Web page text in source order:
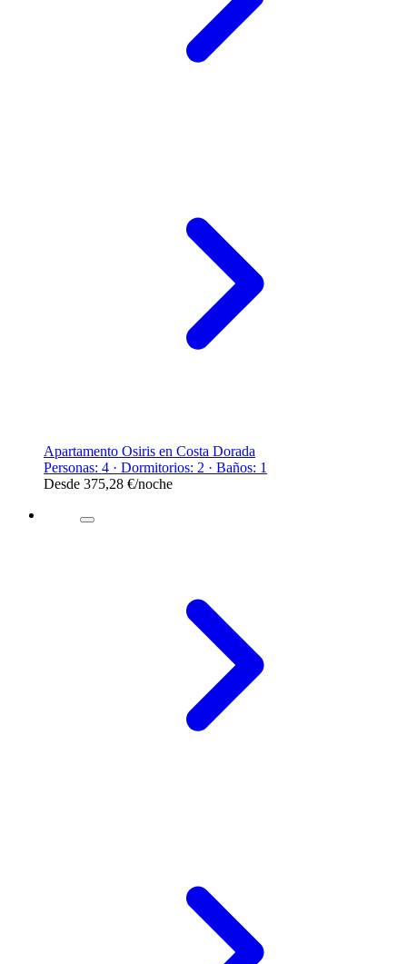
Apartamento Osiris en Costa Dorada
Personas: 4 · Dormitorios: 2 · Baños: 1
Desde 375,28 €/noche